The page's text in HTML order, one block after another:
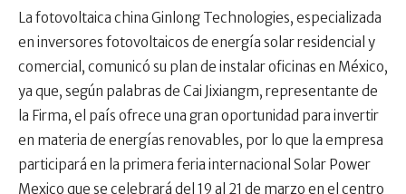
La fotovoltaica china Ginlong Technologies, especializada
en inversores fotovoltaicos de energía solar residencial y
comercial, comunicó su plan de instalar oficinas en México,
ya que, según palabras de Cai Jixiangm, representante de
la Firma, el país ofrece una gran oportunidad para invertir
en materia de energías renovables, por lo que la empresa
participará en la primera feria internacional Solar Power
Mexico que se celebrará del 19 al 21 de marzo en el centro